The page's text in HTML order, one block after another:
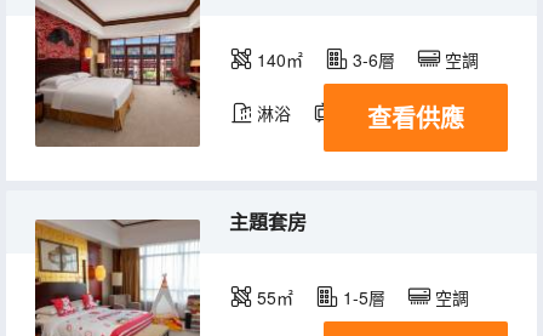
140㎡ 3-6層 空調
淋浴 電視機 冰箱
查看供應
主題套房
55㎡ 1-5層 空調